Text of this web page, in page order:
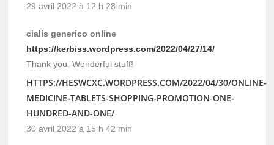
29 avril 2022 à 12 h 28 min
cialis generico online
https://kerbiss.wordpress.com/2022/04/27/14/
Thank you. Wonderful stuff!
HTTPS://HESWCXC.WORDPRESS.COM/2022/04/30/ONLINE-
MEDICINE-TABLETS-SHOPPING-PROMOTION-ONE-
HUNDRED-AND-ONE/
30 avril 2022 à 15 h 42 min